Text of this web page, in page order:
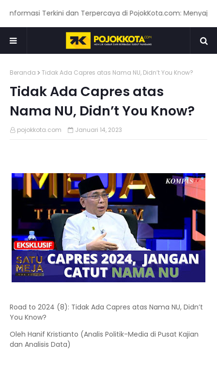
Terkini dan Terpercaya di PojokKota.com: Menyajikan
Beranda Tidak Ada Capres atas Nama NU, Didn’t You Know?
Tidak Ada Capres atas
Nama NU, Didn’t You Know?
pojokkota.com Januari 14, 2023
Road to 2024 (8): Tidak Ada Capres atas Nama NU, Didn’t
You Know?
Oleh Hanif Kristianto (Analis Politik-Media di Pusat Kajian
dan Analisis Data)